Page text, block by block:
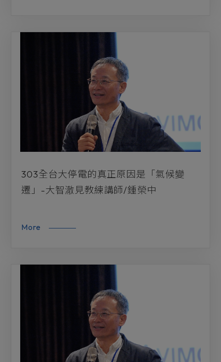
303全台大停電的真正原因是「氣候變
遷」-大智澈見教練講師/鍾榮中
More